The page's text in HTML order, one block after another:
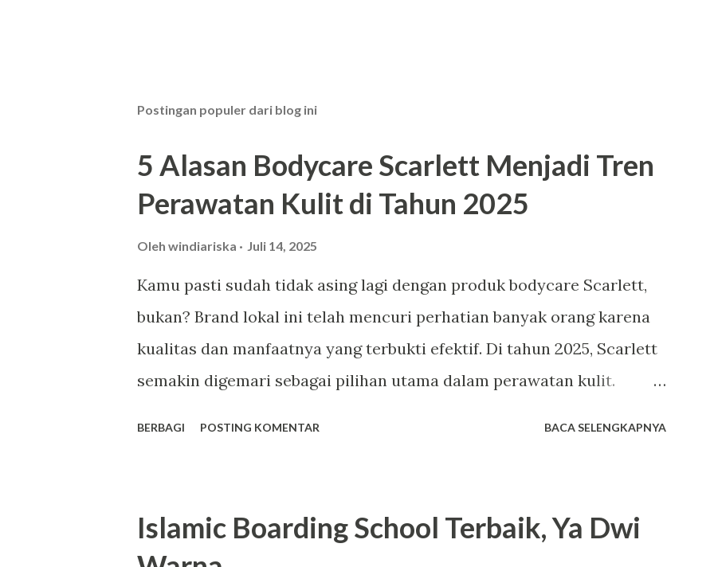
Postingan populer dari blog ini
5 Alasan Bodycare Scarlett Menjadi Tren
Perawatan Kulit di Tahun 2025
Oleh windiariska Juli 14, 2025
Kamu pasti sudah tidak asing lagi dengan produk bodycare Scarlett,
bukan? Brand lokal ini telah mencuri perhatian banyak orang karena
kualitas dan manfaatnya yang terbukti efektif. Di tahun 2025, Scarlett
semakin digemari sebagai pilihan utama dalam perawatan kulit.
dan Charming dibanderol sekitar Rp53.000 hingga Rp65.000 untuk
BERBAGI POSTING KOMENTAR BACA SELENGKAPNYA
Islamic Boarding School Terbaik, Ya Dwi